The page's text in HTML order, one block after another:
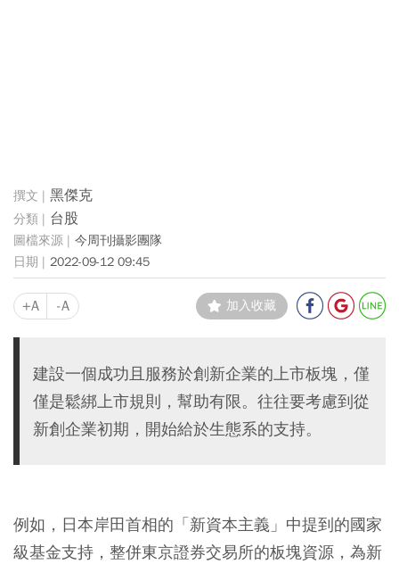
黑傑克
台股
今周刊攝影團隊
2022-09-12 09:45
+A -A 加入收藏
建設一個成功且服務於創新企業的上市板塊，僅
僅是鬆綁上市規則，幫助有限。往往要考慮到從
新創企業初期，開始給於生態系的支持。
例如，日本岸田首相的「新資本主義」中提到的國家
級基金支持，整併東京證券交易所的板塊資源，為新